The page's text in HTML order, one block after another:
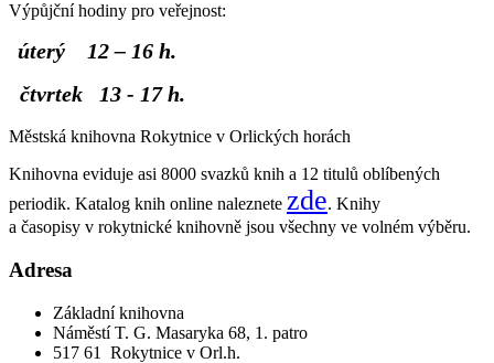
Výpůjční hodiny pro veřejnost:
úterý 12 – 16 h.
čtvrtek 13 - 17 h.
Městská knihovna Rokytnice v Orlických horách
Knihovna eviduje asi 8000 svazků knih a 12 titulů oblíbených
periodik. Katalog knih online naleznete zde. Knihy
a časopisy v rokytnické knihovně jsou všechny ve volném výběru.
Adresa
Základní knihovna
Náměstí T. G. Masaryka 68, 1. patro
517 61 Rokytnice v Orl.h.